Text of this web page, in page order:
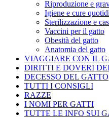
Riproduzione e
Igiene e cure
Sterilizzazione e
Vaccini per il gatto
Obesità del gatto
Anatomia del gatto
VIAGGIARE CON IL
DIRITTI E DOVERI
DECESSO DEL GATTO
TUTTI I CONSIGLI
RAZZE
I NOMI PER GATTI
TUTTE LE INFO SUI